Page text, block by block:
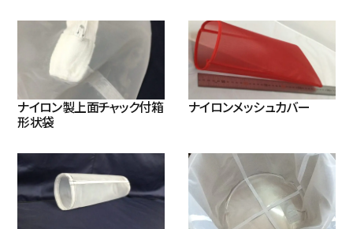
ナイロン製上面チャック付箱
形状袋
ナイロンメッシュカバー